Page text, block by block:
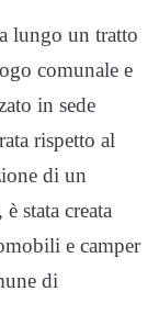
lungo un tratto
comunale e
in sede
rispetto al
di un
stata creata
e camper
di